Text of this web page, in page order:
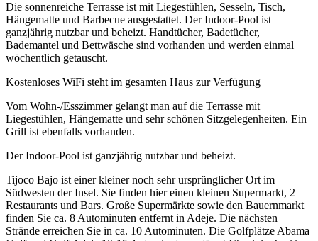
Die sonnenreiche Terrasse ist mit Liegestühlen, Sesseln, Tisch,
Hängematte und Barbecue ausgestattet. Der Indoor-Pool ist
ganzjährig nutzbar und beheizt. Handtücher, Badetücher,
Bademantel und Bettwäsche sind vorhanden und werden einmal
wöchentlich getauscht.
Kostenloses WiFi steht im gesamten Haus zur Verfügung
Vom Wohn-/Esszimmer gelangt man auf die Terrasse mit
Liegestühlen, Hängematte und sehr schönen Sitzgelegenheiten. Ein
Grill ist ebenfalls vorhanden.
Der Indoor-Pool ist ganzjährig nutzbar und beheizt.
Tijoco Bajo ist einer kleiner noch sehr ursprünglicher Ort im
Südwesten der Insel. Sie finden hier einen kleinen Supermarkt, 2
Restaurants und Bars. Große Supermärkte sowie den Bauernmarkt
finden Sie ca. 8 Autominuten entfernt in Adeje. Die nächsten
Strände erreichen Sie in ca. 10 Autominuten. Die Golfplätze Abama